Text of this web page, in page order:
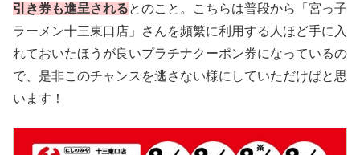
引き券も進呈されるとのこと。こちらは普段から「宮っ子
ラーメン十三東口店」さんを頻繁に利用する人ほど手に入
れておいたほうが良いプラチナクーポン券になっているの
で、是非このチャンスを逃さない様にしていただけばと思
います！